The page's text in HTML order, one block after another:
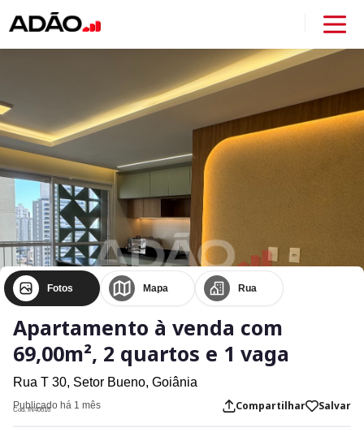
Fotos Mapa Rua
Apartamento à venda com
69,00m², 2 quartos e 1 vaga
Rua T 30, Setor Bueno, Goiânia
Publicado há 1 mês
Cod. IN40616 Compartilhar Salvar